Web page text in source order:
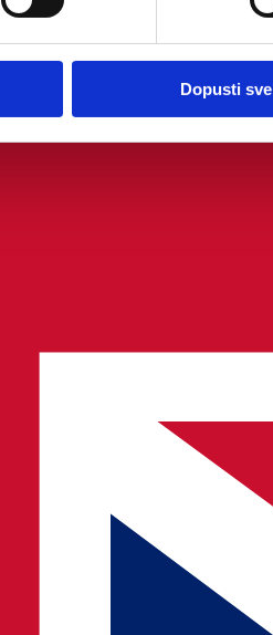
Dopusti sve